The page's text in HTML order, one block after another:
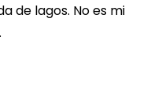
de lagos. No es mi